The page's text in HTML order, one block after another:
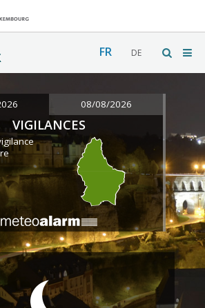
FR DE
08/08/2026
VIGILANCES